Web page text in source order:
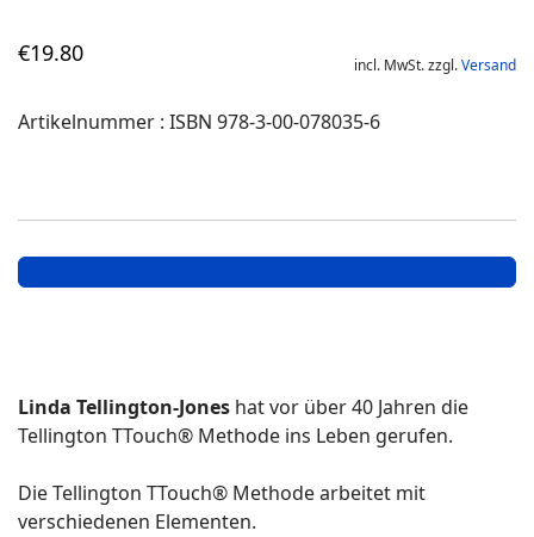
€19.80 incl. MwSt. zzgl.Versand
Artikelnummer : ISBN 978-3-00-078035-6
Linda Tellington-Jones hat vor über 40 Jahren die
Tellington TTouch® Methode ins Leben gerufen.
Die Tellington TTouch® Methode arbeitet mit
verschiedenen Elementen.